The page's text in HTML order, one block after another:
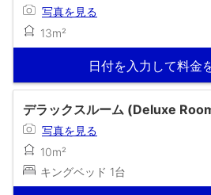
写真を見る
13m²
日付を入力して料金
デラックスルーム (Deluxe
写真を見る
10m²
キングベッド 1台